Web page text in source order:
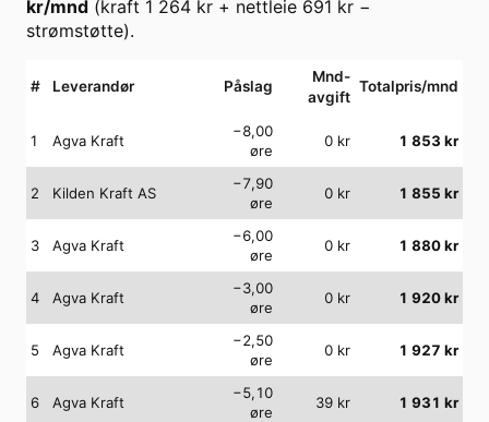
kr/mnd (kraft 1 264 kr + nettleie 691 kr −
strømstøtte).
# Leverandør Påslag
Mnd-
avgift
Totalpris/mnd
1 Agva Kraft
−8,00
øre
0 kr 1 853 kr
2 Kilden Kraft AS
−7,90
øre
0 kr 1 855 kr
3 Agva Kraft
−6,00
øre
0 kr 1 880kr
4 Agva Kraft
−3,00
øre
0 kr 1 920kr
5 Agva Kraft
−2,50
øre
0 kr 1 927 kr
6 Agva Kraft
−5,10
øre
39 kr 1 931 kr